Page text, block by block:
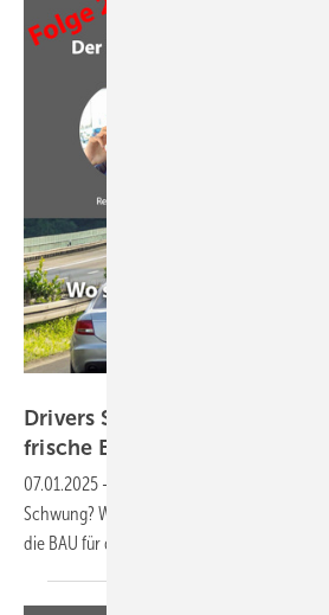
Drivers Seat Folge 26: Die
frische Energie und die BAU im
07.01.2025 -
Schwung? Was treibt unsere Gastgeber an,
die BAU für das Jahr